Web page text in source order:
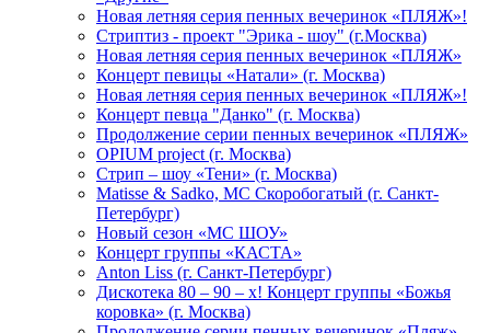
Новая летняя серия пенных вечеринок «ПЛЯЖ»!
Стриптиз - проект "Эрика - шоу" (г.Москва)
Новая летняя серия пенных вечеринок «ПЛЯЖ»
Концерт певицы «Натали» (г. Москва)
Новая летняя серия пенных вечеринок «ПЛЯЖ»!
Концерт певца "Данко" (г. Москва)
Продолжение серии пенных вечеринок «ПЛЯЖ»
OPIUM project (г. Москва)
Стрип – шоу «Тени» (г. Москва)
Matissе & Sadko, MC Скоробогатый (г. Санкт-
Петербург)
Новый сезон «МС ШОУ»
Концерт группы «КАСТА»
Anton Liss (г. Санкт-Петербург)
Дискотека 80 – 90 – х! Концерт группы «Божья
коровка» (г. Москва)